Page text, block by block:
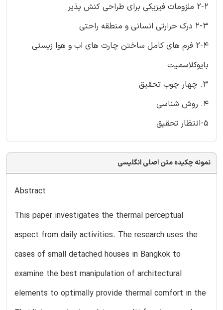
2-2 ملزومات فیزیکی برای طراحی کنش پذیر
2-3 درک حرارتی انسانی و منطقه راحتی
2-4 فرم های کامل ساختن چارت های اب و هوا زیستی
بایوکلاسمیت
3. چهار چوب تحقیق
4. روش شناسی
5-انتظار تحقیق
نمونه چکیده متن اصلی انگلیسی
Abstract
This paper investigates the thermal perceptual
aspect from daily activities. The research uses the
cases of small detached houses in Bangkok to
examine the best manipulation of architectural
elements to optimally provide thermal comfort in the